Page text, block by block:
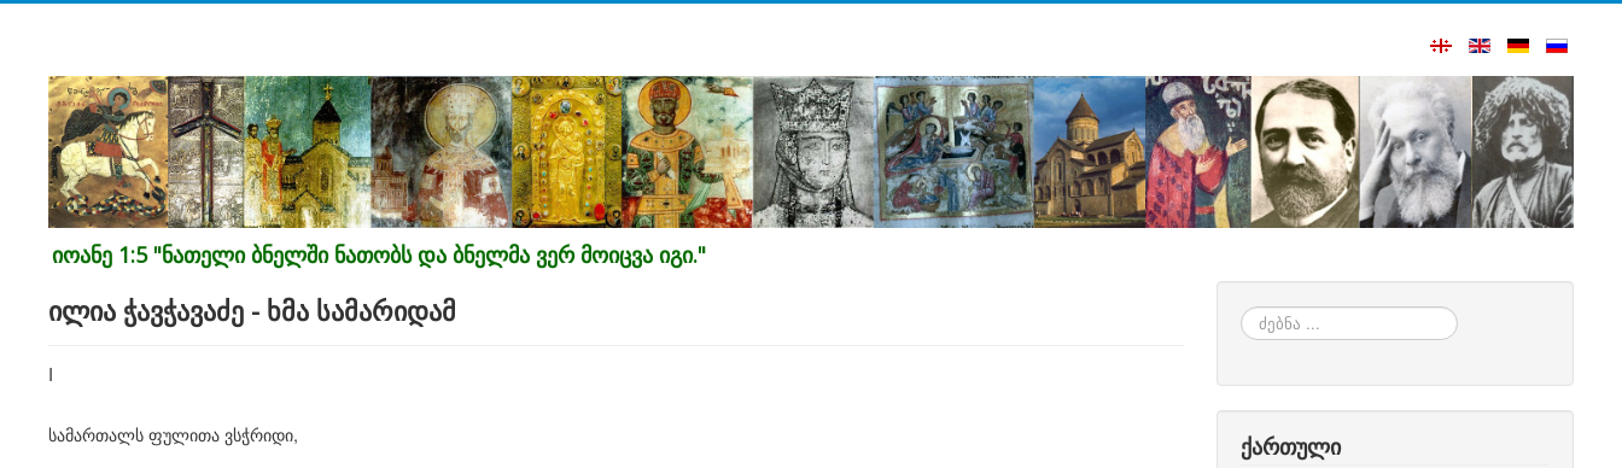
იოანე 1:5 "ნათელი ბნელში ნათობს და ბნელმა ვერ მოიცვა იგი."
ილია ჭავჭავაძე - ხმა სამარიდამ
I
სამართალს ფულითა ვსჭრიდი,
ძებნა
...
ქართული